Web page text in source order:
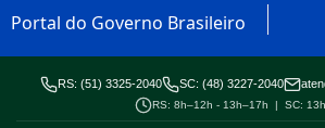
Portal do Governo Brasileiro
RS: (51) 3325-2040 SC: (48) 3227-2040
RS: 8h–12h - 13h–17h | SC: